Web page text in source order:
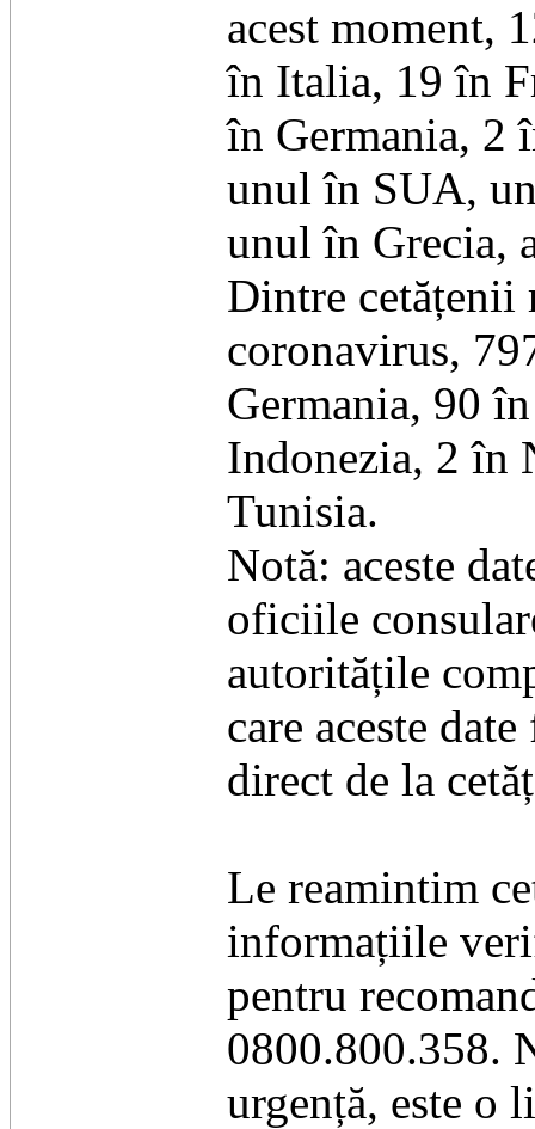
acest moment,
în Italia, 19 în
în Germania, 2
unul în SUA,
unul în Grecia,
Dintre
coronavirus,
Germania, 90
Indonezia, 2 în
Tunisia.
Notă: aceste
oficiile
autoritățile
care aceste
direct de la
Le reamintim
informațiile
pentru
0800.800.358.
urgență, este o